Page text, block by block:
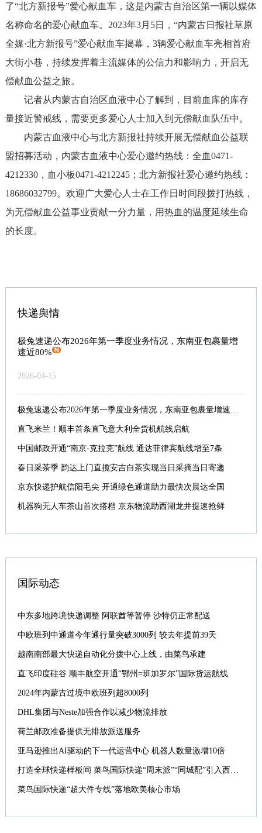
了“北方新报号”爱心献血车，这是内蒙古自治区第一辆以媒体
名称命名的爱心献血车。2023年3月5日，“内蒙古日报社草原
全媒·北方新报号”爱心献血车揭幕，3辆爱心献血车亮相首府
大街小巷，持续发挥着主流媒体的公信力和影响力，开启无
偿献血公益之旅。
记者从内蒙古自治区血液中心了解到，目前血库的库存
量接近警戒线，需要更多爱心人士加入到无偿献血队伍中。
内蒙古血液中心与北方新报社持续开展无偿献血公益联
盟招募活动，内蒙古血液中心爱心邀约热线：全血0471-
4212330，血小板0471-4212245；北方新报社爱心邀约热线：
18686032799。欢迎广大爱心人士在工作日时间段拨打热线，
为无偿献血公益事业贡献一分力量，用热血的温度延续生命
的长度。
快递舆情
极兔速递公布2026年第一季度业务情况，东南亚包裹量增
速近80%
2026-04-15
极兔速递公布2026年第一季度业务情况，东南亚包裹量增速近80%
直飞米兰！顺丰首条直飞意大利全货机航线启航
中国邮政开通“南京-克拉克”航线 通达菲律宾航线增至7条
春日采茶季 韵达上门直揽安吉白茶实现当日采摘当日寄递
京东快递护航信阳毛尖 开通绿色通道助力最快次晨达全国
机器狗无人车茶山首次搭档 京东物流助西湖龙井提速抢鲜
国际动态
中东多地跨境快递调整 阿联酋等暂停 沙特仍正常配送
中欧班列中通道今年通行量突破3000列 较去年提前39天
越南南部最大快递自动化分拨中心上线，由菜鸟承建
直飞印度硅谷 顺丰航空开通“鄂州=班加罗尔”国际货运航线
2024年内蒙古过境中欧班列超8000列
DHL集团与Neste加强合作以减少物流排放
荷兰邮政准备提供无排放派送服务
亚马逊推出AI驱动的下一代运营中心 机器人数量激增10倍
打造全球快递样板间 菜鸟国际快递“周末派”“同城配”引入西班牙
菜鸟国际快递“超大件专线”落地欧美核心市场